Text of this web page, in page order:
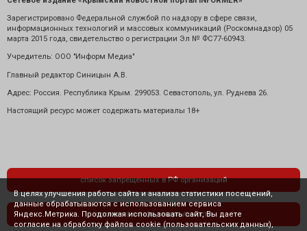
Зарегистрировано Федеральной службой по надзору в сфере связи,
информационных технологий и массовых коммуникаций (Роскомнадзор) 05
марта 2015 года, свидетельство о регистрации Эл № ФС77-60943.
Учредитель: ООО "Информ Медиа"
Главный редактор Синицын А.В.
Адрес: Россия. Республика Крым. 299053. Севастополь, ул. Руднева 26.
Настоящий ресурс может содержать материалы 18+
список запрещенных в РФ организаций
политика конфиденциальности
В целях улучшения работы сайта и анализа статистики посещений,
данные обрабатываются с использованием сервиса
Яндекс.Метрика. Продолжая использовать сайт, Вы даете
согласие на обработку файлов cookie (пользовательских данных),